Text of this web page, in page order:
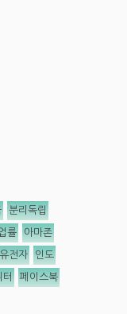
분리독립
률 아마존
유전자 인도
터 페이스북